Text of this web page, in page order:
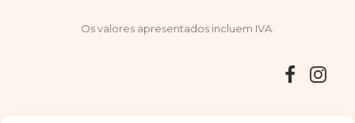
Os valores apresentados incluem IVA.